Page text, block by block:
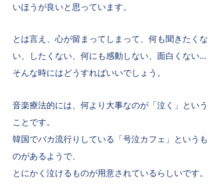
いほうが良いと思っています。
とは言え、心が留まってしまって、何も聞きたくな
い、したくない、何にも感動しない、面白くない…
そんな時にはどうすればいいでしょう。
音楽療法的には、何より大事なのが「泣く」という
ことです。
韓国でバカ流行りしている「号泣カフェ」というも
のがあるようで、
とにかく泣けるものが用意されているらしいです。